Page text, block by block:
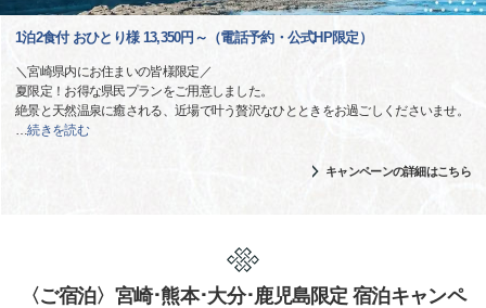
1泊2食付 おひとり様 13,350円～（電話予約・公式HP限定）
＼宮崎県内にお住まいの皆様限定／
夏限定！お得な県民プランをご用意しました。
絶景と天然温泉に癒される、近場で叶う贅沢なひとときをお過ごしくださいませ。
…続きを読む
キャンペーンの詳細はこちら
〈ご宿泊〉宮崎･熊本･大分･鹿児島限定 宿泊キャンペ